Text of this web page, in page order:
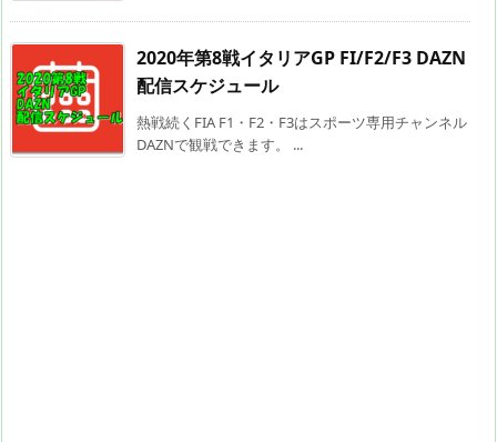
2020年第8戦イタリアGP FI/F2/F3 DAZN
配信スケジュール
熱戦続くFIA F1・F2・F3はスポーツ専用チャンネル
DAZNで観戦できます。 ...